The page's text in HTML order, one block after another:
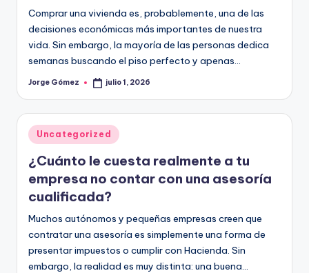
Comprar una vivienda es, probablemente, una de las
decisiones económicas más importantes de nuestra
vida. Sin embargo, la mayoría de las personas dedica
semanas buscando el piso perfecto y apenas…
Publicado
Jorge Gómez julio 1, 2026
Publicado
en
Uncategorized
¿Cuánto le cuesta realmente a tu
empresa no contar con una asesoría
cualificada?
Muchos autónomos y pequeñas empresas creen que
contratar una asesoría es simplemente una forma de
presentar impuestos o cumplir con Hacienda. Sin
embargo, la realidad es muy distinta: una buena…